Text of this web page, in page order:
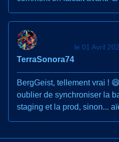
TerraSonora74
le 01 Avril
BergGeist, tellement vrai !
oublier de synchroniser la
staging et la prod, sinon...